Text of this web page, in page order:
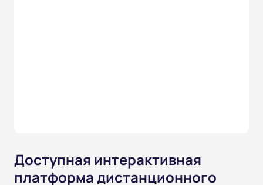
Доступная интерактивная
платформа дистанционного